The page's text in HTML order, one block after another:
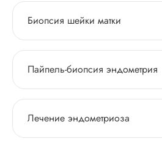
Биопсия шейки матки
Пайпель-биопсия эндометрия
Лечение эндометриоза